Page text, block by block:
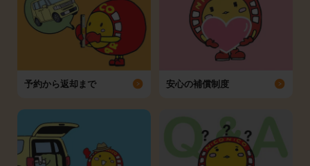
予約から返却まで 安心の補償制度